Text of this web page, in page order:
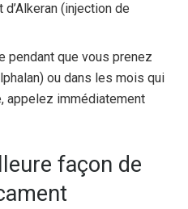
(injection de
pendant que vous prenez
ou dans les mois qui
appelez immédiatement
façon de